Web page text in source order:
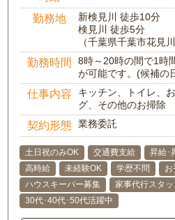
勤務地
新検見川 徒歩10分
検見川 徒歩5分
（千葉県千葉市花見
勤務時間
8時～20時の間で1時
が可能です。(候補の
仕事内容
キッチン、トイレ、
グ、その他のお掃除
契約形態 業務委託
土日祝のみOK 交通費支給 昇給･
高時給
未経験OK 学歴不問
お
ハウスキーパー募集
家事代行スタ
30代･40代･50代活躍中